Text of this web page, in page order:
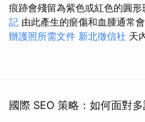
痕跡會殘留為紫色或紅色的圓形
記 由此產生的瘀傷和血腫通常
辦護照所需文件 新北徵信社 天
國際 SEO 策略：如何面對